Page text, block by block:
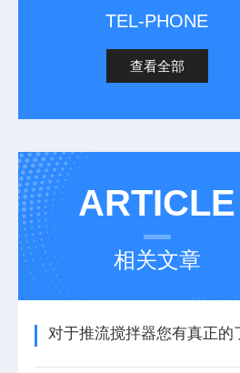
TEL-PHONE
查看全部
ARTICLE
相关文章